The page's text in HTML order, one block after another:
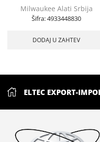
– AGV 15-125 XE DEG-SET
Milwaukee Alati Srbija
Šifra:4933448830
DODAJ U ZAHTEV
ELTEC EXPORT-